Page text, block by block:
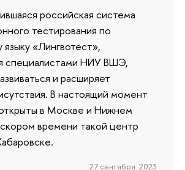
российская система
тестирования по
«Лингвотест»,
специалистами НИУ ВШЭ,
и расширяет
В настоящий момент
в Москве и Нижнем
времени такой центр
27 сентября 2023